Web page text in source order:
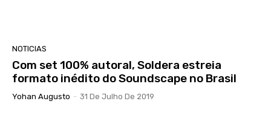
NOTICIAS
Com set 100% autoral, Soldera estreia
formato inédito do Soundscape no Brasil
Yohan Augusto - 31 De Julho De 2019